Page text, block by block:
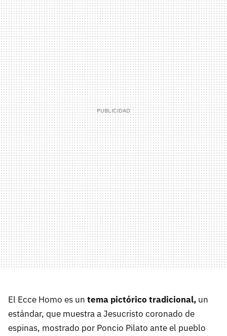
El Ecce Homo es un tema pictórico tradicional, un
estándar, que muestra a Jesucristo coronado de
espinas, mostrado por Poncio Pilato ante el pueblo